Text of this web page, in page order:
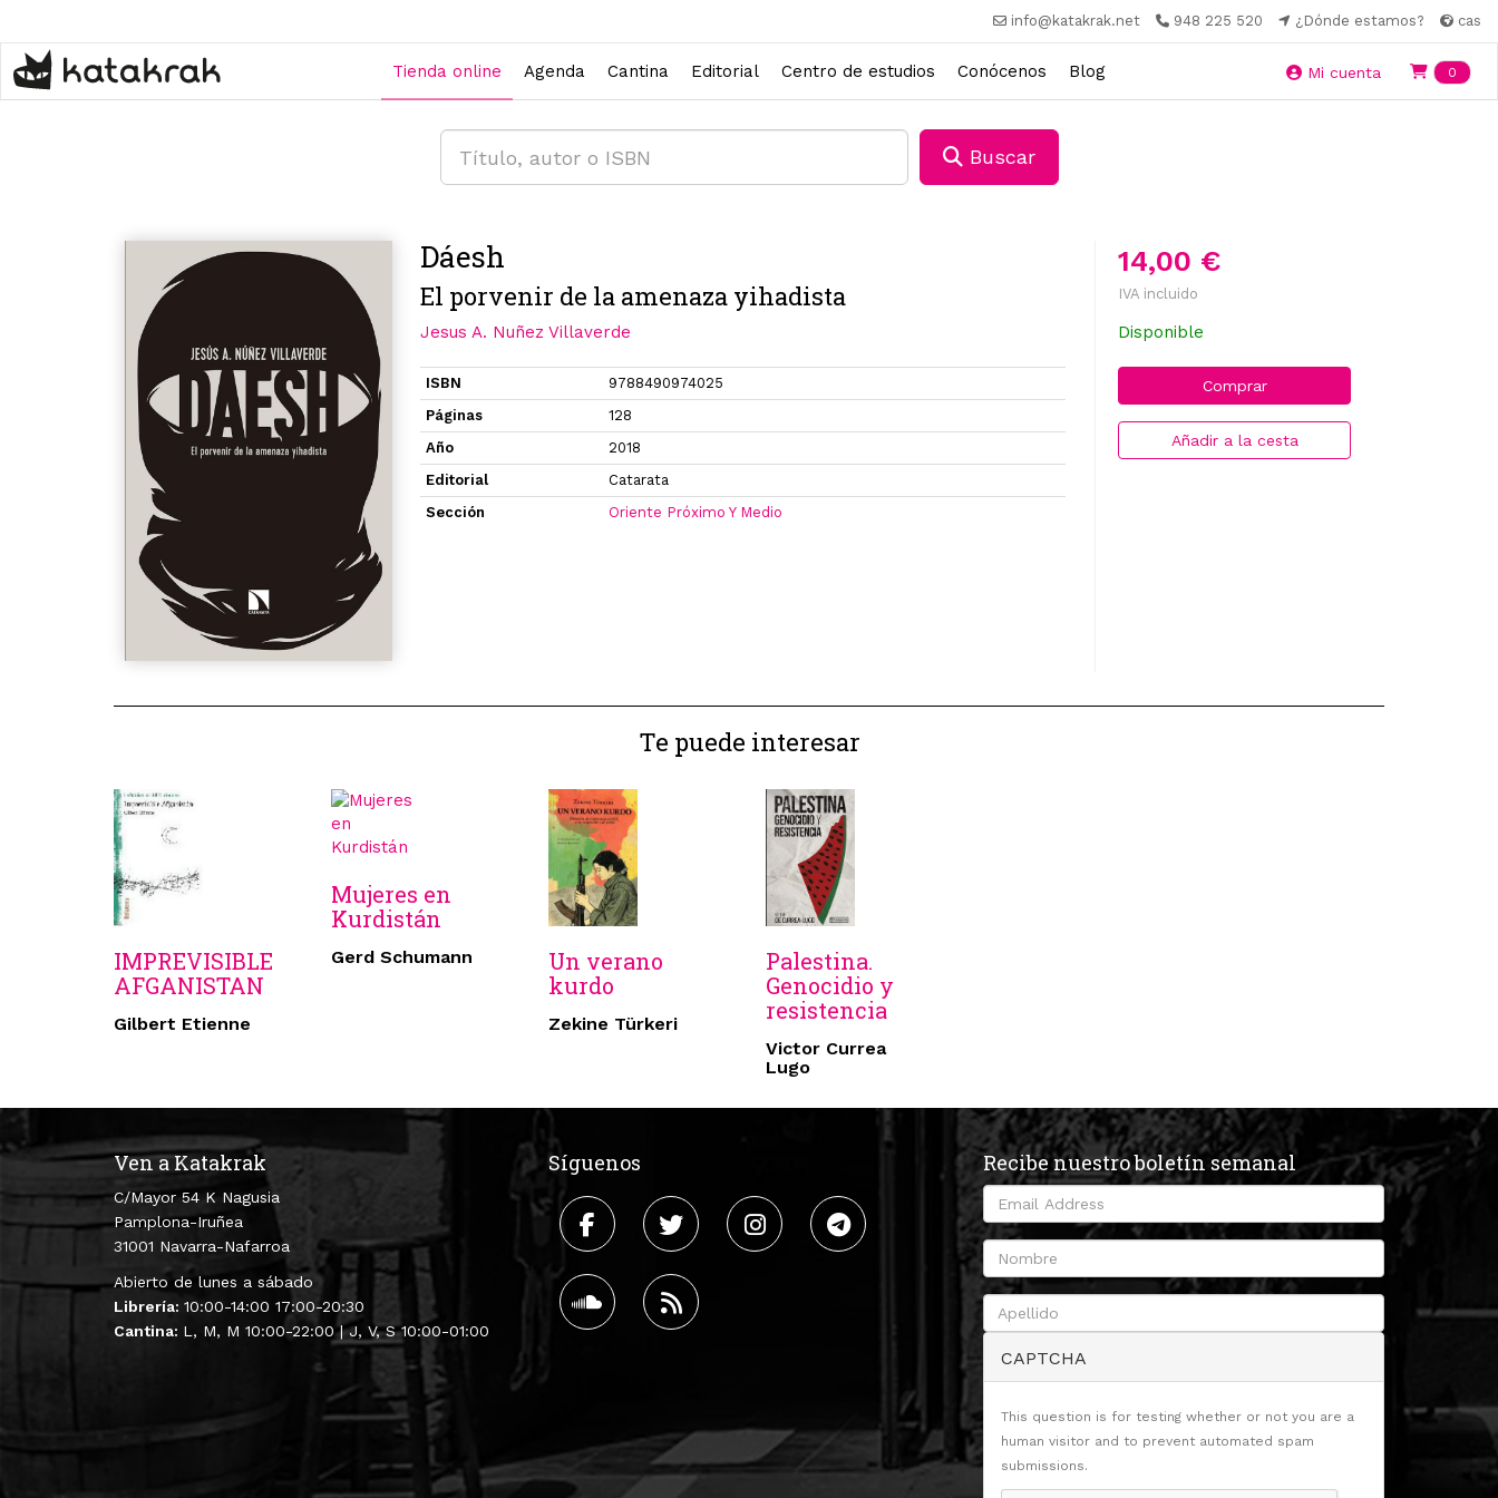
contenido
principal
info@katakrak.net 948 225 520 ¿Dónde estamos? cas
Tienda online Agenda Cantina Editorial Centro de estudios Conócenos Blog Mi cuenta 0
Buscar
14,00 €
IVA incluido
Disponible
Comprar
Añadir a la cesta
Dáesh
El porvenir de la amenaza yihadista
Jesus A. Nuñez Villaverde
ISBN
9788490974025
Páginas
128
Año
2018
Editorial
Catarata
Sección
Oriente Próximo Y Medio
Te puede interesar
IMPREVISIBLE
AFGANISTAN
Gilbert Etienne
Mujeres en
Kurdistán
Gerd Schumann
Un verano
kurdo
Zekine Türkeri
Palestina.
Genocidio y
resistencia
Victor Currea
Lugo
Ven a Katakrak
C/Mayor 54 K Nagusia
Pamplona-Iruñea
31001 Navarra-Nafarroa
Abierto de lunes a sábado
Librería: 10:00-14:00 17:00-20:30
Cantina: L, M, M 10:00-22:00 | J, V, S 10:00-01:00
Síguenos Recibe nuestro boletín semanal
CAPTCHA
This question is for testing whether or not you are a
human visitor and to prevent automated spam
submissions.